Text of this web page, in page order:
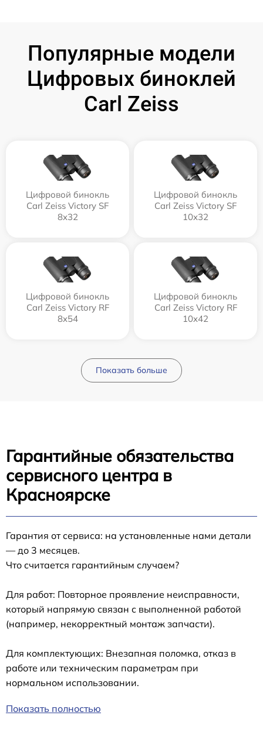
Популярные модели
Цифровых биноклей
Carl Zeiss
Цифровой бинокль
Carl Zeiss Victory SF
8x32
Цифровой бинокль
Carl Zeiss Victory SF
10x32
Цифровой бинокль
Carl Zeiss Victory RF
8x54
Цифровой бинокль
Carl Zeiss Victory RF
10x42
Показать больше
Гарантийные обязательства
сервисного центра в
Красноярске
Гарантия от сервиса: на установленные нами детали
— до 3 месяцев.
Что считается гарантийным случаем?
Для работ: Повторное проявление неисправности,
который напрямую связан с выполненной работой
(например, некорректный монтаж запчасти).
Для комплектующих: Внезапная поломка, отказ в
работе или техническим параметрам при
нормальном использовании.
Показать полностью